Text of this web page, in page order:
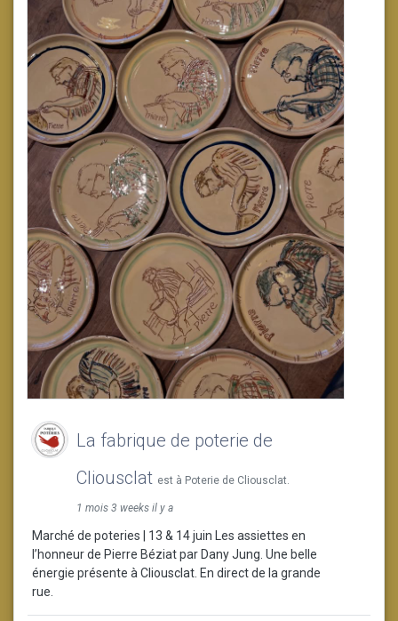
La fabrique de poterie de
Cliousclat est à Poterie de Cliousclat.
1 mois 3 weeks il y a
Marché de poteries | 13 & 14 juin Les assiettes en
l’honneur de Pierre Béziat par Dany Jung. Une belle
énergie présente à Cliousclat. En direct de la grande
rue.